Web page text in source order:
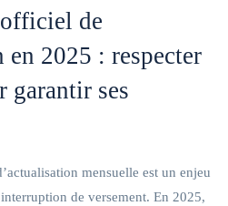
de
en 2025 : respecter
garantir ses
mensuelle est un enjeu
de versement. En 2025,